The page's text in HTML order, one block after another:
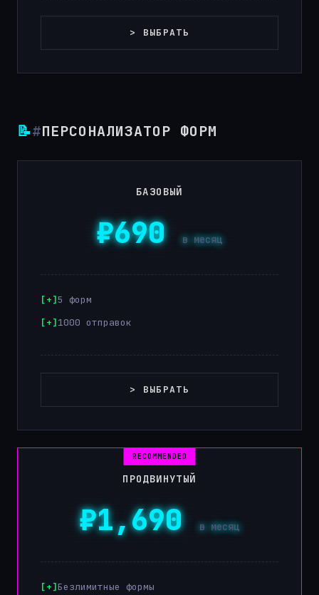
> ВЫБРАТЬ
📝#ПЕРСОНАЛИЗАТОР ФОРМ
БАЗОВЫЙ
₽690в месяц
5 форм
1000 отправок
> ВЫБРАТЬ
ПРОДВИНУТЫЙ
₽1,690в месяц
Безлимитные формы